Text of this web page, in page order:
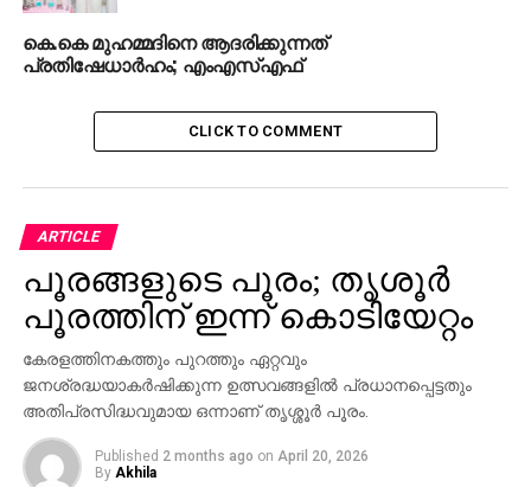
കെ.കെ മുഹമ്മദിനെ ആദരിക്കുന്നത്
പ്രതിഷേധാര്‍ഹം; എംഎസ്എഫ്
CLICK TO COMMENT
ARTICLE
പൂരങ്ങളുടെ പൂരം; തൃശൂര്‍
പൂരത്തിന് ഇന്ന് കൊടിയേറ്റം
കേരളത്തിനകത്തും പുറത്തും ഏറ്റവും
ജനശ്രദ്ധയാകര്‍ഷിക്കുന്ന ഉത്സവങ്ങളില്‍ പ്രധാനപ്പെട്ടതും
അതിപ്രസിദ്ധവുമായ ഒന്നാണ് തൃശ്ശൂര്‍ പൂരം.
Published 2 months ago on April 20, 2026
By Akhila